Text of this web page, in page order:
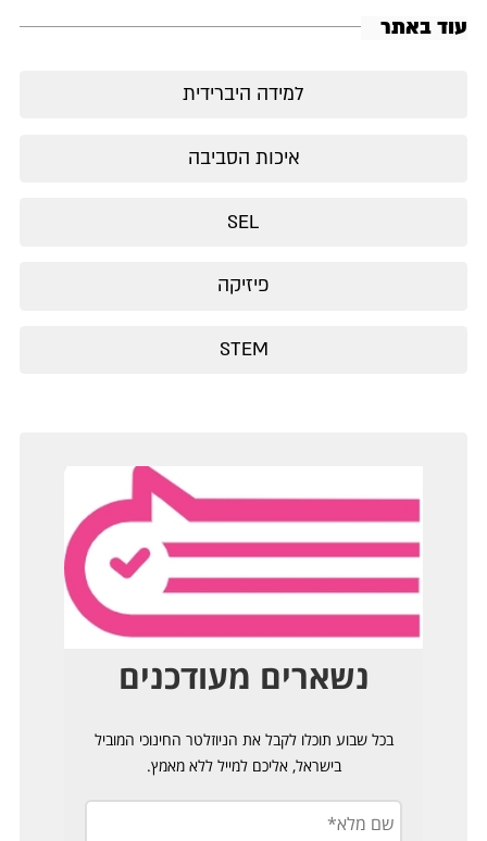
עוד באתר
למידה היברידית
איכות הסביבה
SEL
פיזיקה
STEM